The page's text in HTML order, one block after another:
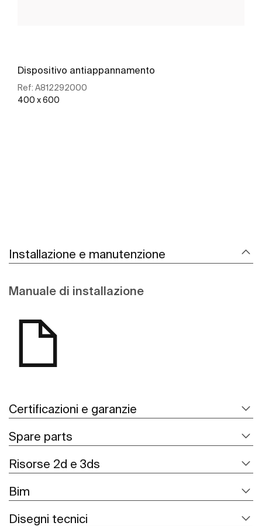
Dispositivo antiappannamento
Ref: A812292000
400 x 600
Installazione e manutenzione
Manuale di installazione
Certificazioni e garanzie
Spare parts
Risorse 2d e 3ds
Bim
Disegni tecnici